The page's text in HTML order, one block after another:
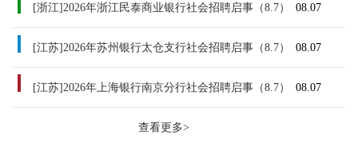
[浙江]2026年浙江民泰商业银行社会招聘启事（8.7） 08.07
[江苏]2026年苏州银行太仓支行社会招聘启事（8.7） 08.07
[江苏]2026年上海银行南京分行社会招聘启事（8.7） 08.07
查看更多>